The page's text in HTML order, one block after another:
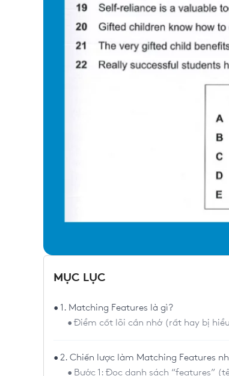
MỤC LỤC
1. Matching Features là gì?
Điểm cốt lõi cần nhớ (rất hay bị
2. Chiến lược làm Matching Features
Bước 1: Đọc danh sách “features”